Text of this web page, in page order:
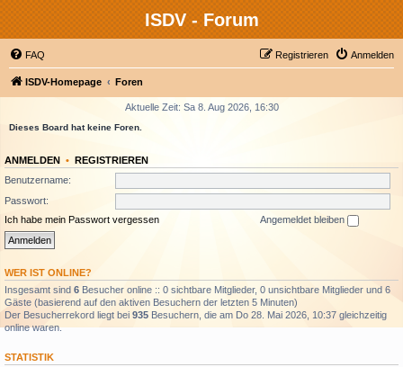
ISDV - Forum
FAQ Anmelden
Registrieren
ISDV-Homepage Foren
Aktuelle Zeit: Sa 8. Aug 2026, 16:30
Dieses Board hat keine Foren.
ANMELDEN • REGISTRIEREN
Benutzername:
Passwort:
Ich habe mein Passwort vergessen
Angemeldet bleiben
WER IST ONLINE?
Insgesamt sind 6 Besucher online :: 0 sichtbare Mitglieder, 0 unsichtbare Mitglieder und 6
Gäste (basierend auf den aktiven Besuchern der letzten 5 Minuten)
Der Besucherrekord liegt bei 935 Besuchern, die am Do 28. Mai 2026, 10:37 gleichzeitig
online waren.
STATISTIK